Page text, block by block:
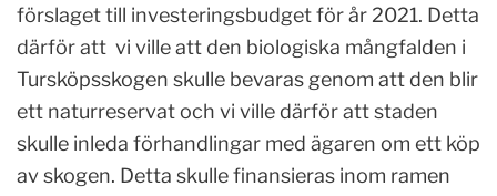
förslaget till investeringsbudget för år 2021. Detta
därför att vi ville att den biologiska mångfalden i
Tursköpsskogen skulle bevaras genom att den blir
ett naturreservat och vi ville därför att staden
skulle inleda förhandlingar med ägaren om ett köp
av skogen. Detta skulle finansieras inom ramen